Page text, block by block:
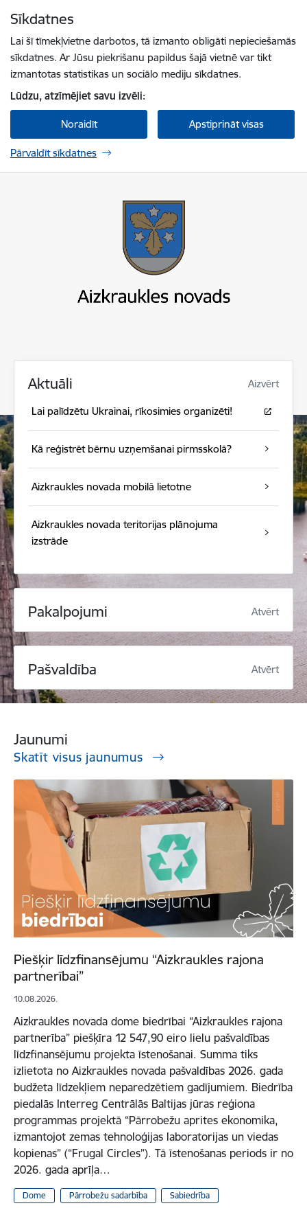
Sīkdatnes
Lai šī tīmekļvietne darbotos, tā izmanto obligāti nepieciešamās
sīkdatnes. Ar Jūsu piekrišanu papildus šajā vietnē var tikt
izmantotas statistikas un sociālo mediju sīkdatnes.
Lūdzu, atzīmējiet savu izvēli:
Noraidīt Apstiprināt visas
Pārvaldīt sīkdatnes
Aktuāli Aizvērt
Lai palīdzētu Ukrainai, rīkosimies organizēti!
Kā reģistrēt bērnu uzņemšanai pirmsskolā?
Aizkraukles novada mobilā lietotne
Aizkraukles novada teritorijas plānojuma
izstrāde
Pakalpojumi Atvērt
Pašvaldība Atvērt
Jaunumi
Skatīt visus jaunumus
Piešķir līdzfinansējumu “Aizkraukles rajona
partnerībai”
10.08.2026.
Aizkraukles novada dome biedrībai “Aizkraukles rajona
partnerība” piešķīra 12 547,90 eiro lielu pašvaldības
līdzfinansējumu projekta īstenošanai. Summa tiks
izlietota no Aizkraukles novada pašvaldības 2026. gada
budžeta līdzekļiem neparedzētiem gadījumiem. Biedrība
piedalās Interreg Centrālās Baltijas jūras reģiona
programmas projektā “Pārrobežu aprites ekonomika,
izmantojot zemas tehnoloģijas laboratorijas un viedas
kopienas” (“Frugal Circles”). Tā īstenošanas periods ir no
2026. gada aprīļa…
Dome Pārrobežu sadarbība Sabiedrība